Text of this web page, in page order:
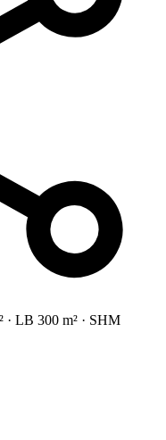
· LB 300 m² · SHM